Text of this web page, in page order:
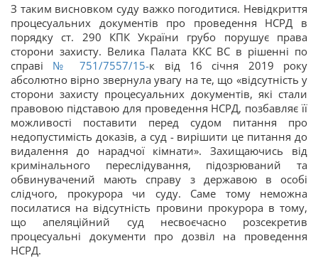
З таким висновком суду важко погодитися. Невідкриття
процесуальних документів про проведення НСРД в
порядку ст. 290 КПК України грубо порушує права
сторони захисту. Велика Палата ККС ВС в рішенні по
справі № 751/7557/15-к від 16 січня 2019 року
абсолютно вірно звернула увагу на те, що «відсутність у
сторони захисту процесуальних документів, які стали
правовою підставою для проведення НСРД, позбавляє її
можливості поставити перед судом питання про
недопустимість доказів, а суд - вирішити це питання до
видалення до нарадчої кімнати». Захищаючись від
кримінального переслідування, підозрюваний та
обвинувачений мають справу з державою в особі
слідчого, прокурора чи суду. Саме тому неможна
посилатися на відсутність провини прокурора в тому,
що апеляційний суд несвоєчасно розсекретив
процесуальні документи про дозвіл на проведення
НСРД.